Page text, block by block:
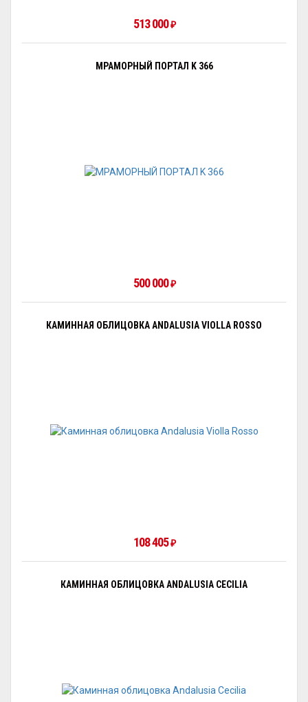
513 000 ₽
МРАМОРНЫЙ ПОРТАЛ K 366
500 000 ₽
КАМИННАЯ ОБЛИЦОВКА ANDALUSIA VIOLLA ROSSO
108 405 ₽
КАМИННАЯ ОБЛИЦОВКА ANDALUSIA CECILIA